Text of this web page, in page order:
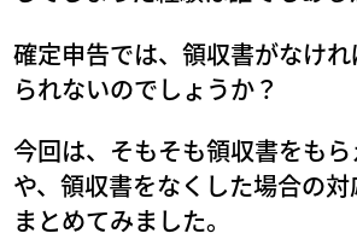
確定申告では、領収書がなけ
られないのでしょうか？
今回は、そもそも領収書をも
や、領収書をなくした場合の
まとめてみました。